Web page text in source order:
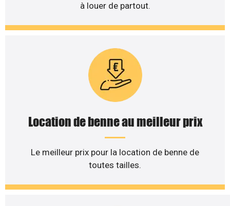
à louer de partout.
Location de benne au meilleur prix
Le meilleur prix pour la location de benne de
toutes tailles.